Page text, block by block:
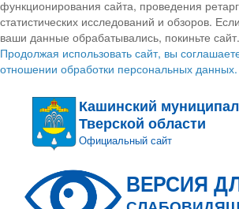
функционирования сайта, проведения
статистических исследований и обзоров.
ваши данные обрабатывались, покиньте сайт.
Продолжая использовать сайт, вы
отношении обработки персональных данных.